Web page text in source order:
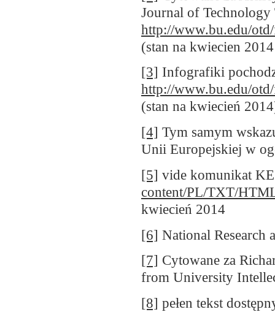
Journal of
http://www.bu.edu/
(stan na kwiecien
[3] Infografiki
http://www.bu.edu/
(stan na kwiecień
[4] Tym samym
Unii Europejskiej w
[5] vide komunikat
content/PL/TXT/
kwiecień 2014
[6] National Research
[7] Cytowane za
from University
[8] pełen tekst